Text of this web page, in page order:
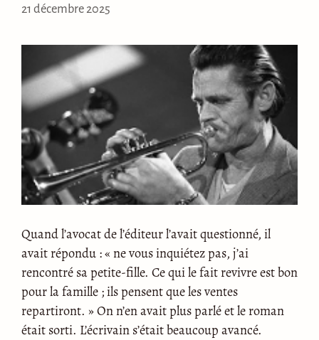
21 décembre 2025
Quand l’avocat de l’éditeur l’avait questionné, il
avait répondu : « ne vous inquiétez pas, j’ai
rencontré sa petite-fille. Ce qui le fait revivre est bon
pour la famille ; ils pensent que les ventes
repartiront. » On n’en avait plus parlé et le roman
était sorti. L’écrivain s’était beaucoup avancé.